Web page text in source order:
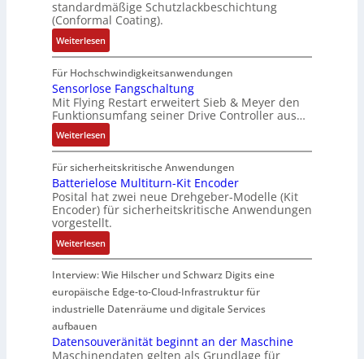
m
V
o
r
a
n
s
V
D
M
k
t
r
i
e
b
e
t
ä
t
i
g
e
n
J
a
h
r
e
z
i
e
l
e
r
C
r
i
m
p
w
e
r
k
z
e
u
g
e
s
e
n
s
o
r
ü
b
e
r
w
a
c
h
t
t
h
e
r
m
s
c
m
o
d
u
l
e
m
i
t
2
0
u
n
d
4
0
A
standardmäßige Schutzlackbeschichtung
(Conformal Coating).
Weiterlesen:
I
P
C
N
t
t
e
i
l
r
h
c
Für Hochschwindigkeitsanwendungen
Sensorlose Fangschaltung
Mit Flying Restart erweitert Sieb & Meyer den
Funktionsumfang seiner Drive Controller aus…
Weiterlesen:
S
e
n
s
o
r
l
o
s
e
F
g
Für sicherheitskritische Anwendungen
Batterielose Multiturn-Kit Encoder
Posital hat zwei neue Drehgeber-Modelle (Kit
Encoder) für sicherheitskritische Anwendungen
vorgestellt.
Weiterlesen:
B
a
t
i
Interview: Wie Hilscher und Schwarz Digits eine
europäische Edge-to-Cloud-Infrastruktur für
industrielle Datenräume und digitale Services
aufbauen
Datensouveränität beginnt an der Maschine
Maschinendaten gelten als Grundlage für